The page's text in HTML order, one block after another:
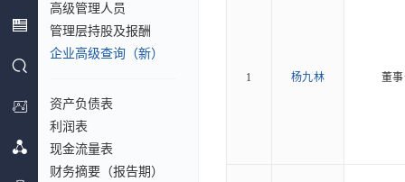
高级管理人员
管理层持股及报酬
企业高级查询（新）
资产负债表
利润表
现金流量表
财务摘要（报告期）
1 杨九林 董